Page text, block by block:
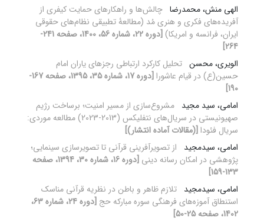
الهی منش، محمدرضا چالش‌ها و راهکارهای حمایت کیفری از
آفریده‌های فکری و هنری مُد (مطالعۀ تطبیقی نظام‌های حقوقی
ایران، فرانسه و امریکا)
[دوره 22، شماره 56، 1400، صفحه 241-
264]
الویری، محسن تحلیل کارکرد ارتباطی رجزهای یاران امام
حسین(ع) در قیام عاشورا
[دوره 17، شماره 35، 1395، صفحه 167-
190]
امامی، سید مجید مشروع‌سازی از مسیر امنیت؛ برساخت رژیم
صهیونیستی در سریال‌های نتفلیکس (2013-2023) مطالعه موردی:
سریال فئودا [(مقالات آماده انتشار)]
امامی، سیدمجید
از تصویر‏آفرینی قرآنی تا تصویر‏سازی سینمایی؛
پژوهشی در امکان رسانه دینی
[دوره 16، شماره 30، 1394، صفحه
133-159]
امامی، سیدمجید تلازم ظاهر و باطن در نظریه قرآنی مناسک
استنطاق آموزه‌های فرهنگی سوره مبارکه حج
[دوره 24، شماره 63،
1402، صفحه 25-50]